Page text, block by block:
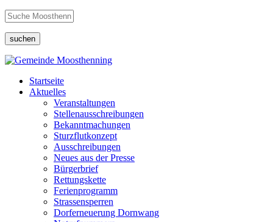
suchen
Startseite
Aktuelles
Veranstaltungen
Stellenausschreibungen
Bekanntmachungen
Sturzflutkonzept
Ausschreibungen
Neues aus der Presse
Bürgerbrief
Rettungskette
Ferienprogramm
Strassensperren
Dorferneuerung Dornwang